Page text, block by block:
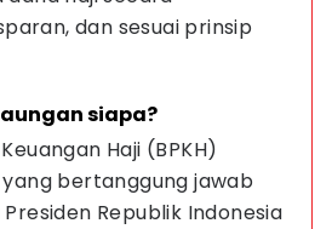
dan sesuai prinsip
siapa?
Haji (BPKH)
bertanggung jawab
Republik Indonesia